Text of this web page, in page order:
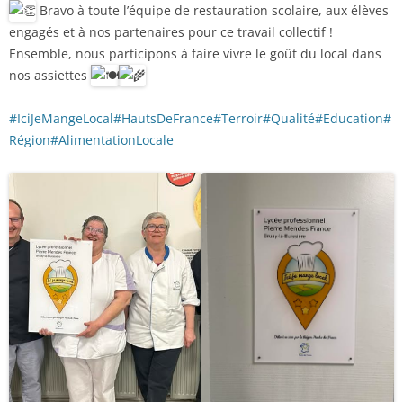
Bravo à toute l’équipe de restauration scolaire, aux élèves
engagés et à nos partenaires pour ce travail collectif !
Ensemble, nous participons à faire vivre le goût du local dans
nos assiettes
#IciJeMangeLocal#HautsDeFrance#Terroir#Qualité#Education#
Région#AlimentationLocale